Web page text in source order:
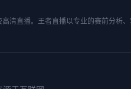
清直播。王者直播以专业的赛前分析